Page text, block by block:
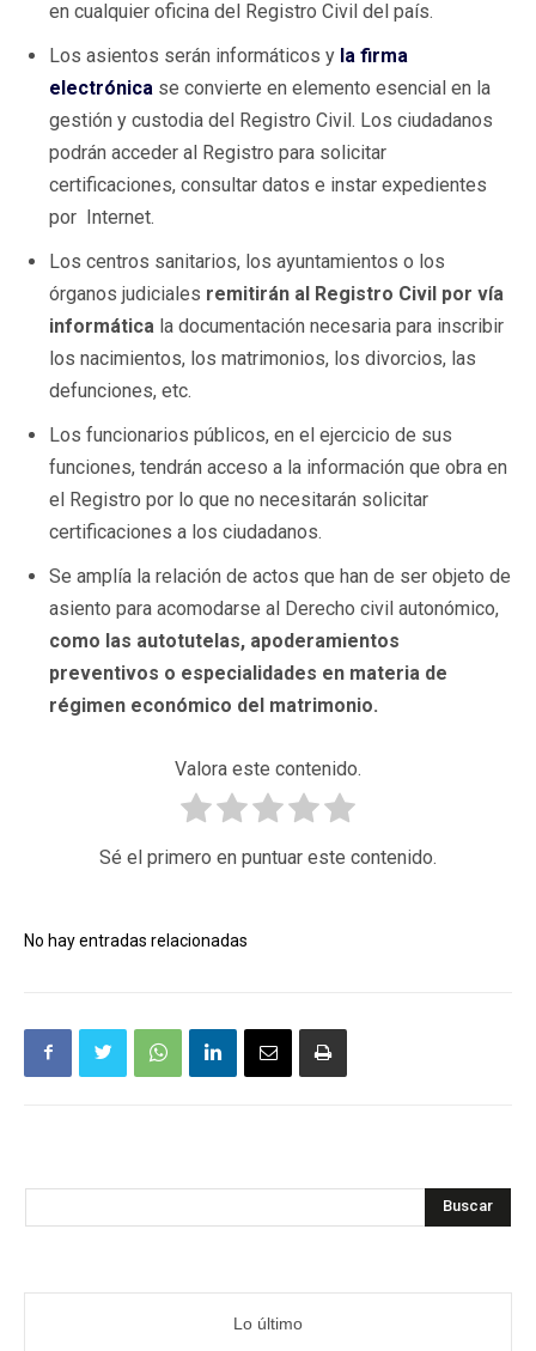
en cualquier oficina del Registro Civil del país.
Los asientos serán informáticos y la firma
electrónica se convierte en elemento esencial en la
gestión y custodia del Registro Civil. Los ciudadanos
podrán acceder al Registro para solicitar
certificaciones, consultar datos e instar expedientes
por Internet.
Los centros sanitarios, los ayuntamientos o los
órganos judiciales remitirán al Registro Civil por vía
informática la documentación necesaria para inscribir
los nacimientos, los matrimonios, los divorcios, las
defunciones, etc.
Los funcionarios públicos, en el ejercicio de sus
funciones, tendrán acceso a la información que obra en
el Registro por lo que no necesitarán solicitar
certificaciones a los ciudadanos.
Se amplía la relación de actos que han de ser objeto de
asiento para acomodarse al Derecho civil autonómico,
como las autotutelas, apoderamientos
preventivos o especialidades en materia de
régimen económico del matrimonio.
Valora este contenido.
Sé el primero en puntuar este contenido.
No hay entradas relacionadas
Buscar
Lo último